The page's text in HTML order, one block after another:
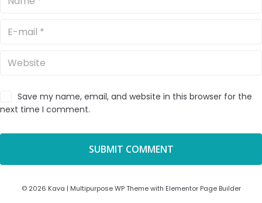
Save my name, email, and website in this browser for the
next time I comment.
© 2026 Kava | Multipurpose WP Theme with Elementor Page Builder